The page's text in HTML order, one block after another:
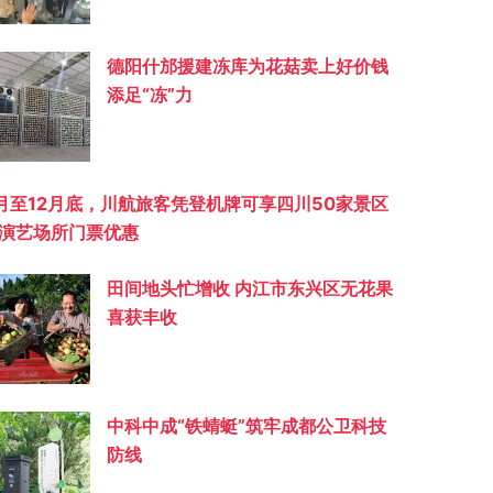
德阳什邡援建冻库为花菇卖上好价钱
添足“冻”力
至12月底，川航旅客凭登机牌可享四川50家景区
艺场所门票优惠
田间地头忙增收 内江市东兴区无花果
喜获丰收
中科中成“铁蜻蜓”筑牢成都公卫科技
防线